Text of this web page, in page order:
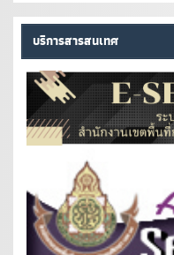
บริการสารสนเทศ